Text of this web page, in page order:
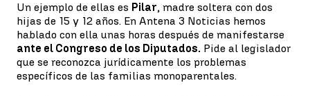
Un ejemplo de ellas es Pilar, madre soltera con dos
hijas de 15 y 12 años. En Antena 3 Noticias hemos
hablado con ella unas horas después de manifestarse
ante el Congreso de los Diputados. Pide al legislador
que se reconozca jurídicamente los problemas
específicos de las familias monoparentales.